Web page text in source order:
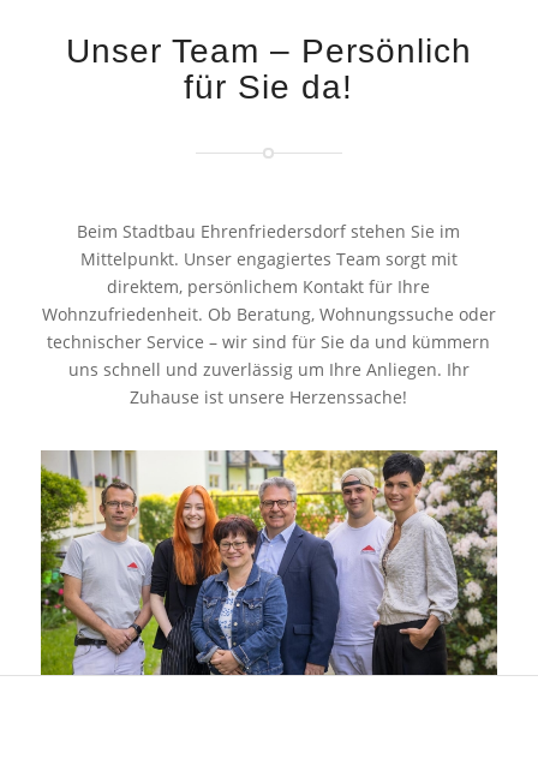
Unser Team – Persönlich
für Sie da!
Beim Stadtbau Ehrenfriedersdorf stehen Sie im
Mittelpunkt. Unser engagiertes Team sorgt mit
direktem, persönlichem Kontakt für Ihre
Wohnzufriedenheit. Ob Beratung, Wohnungssuche oder
technischer Service – wir sind für Sie da und kümmern
uns schnell und zuverlässig um Ihre Anliegen. Ihr
Zuhause ist unsere Herzenssache!